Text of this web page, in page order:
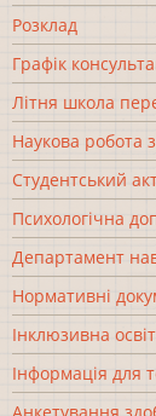
Розклад
Графік
Літня школа
Наукова робота
Студентський
Психологічна
Департамент
Нормативні
Інклюзивна
Інформація для